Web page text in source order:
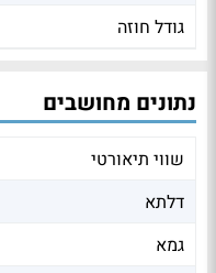
גודל חוזה
נתונים מחושבים
שווי תיאורטי
דלתא
גמא